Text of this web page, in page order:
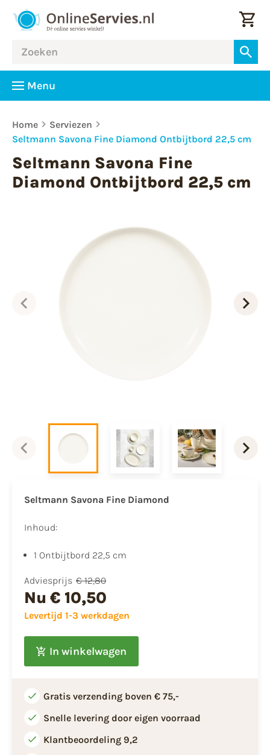
Menu
Home
Serviezen
Seltmann Savona Fine Diamond Ontbijtbord 22,5 cm
Seltmann Savona Fine
Diamond Ontbijtbord 22,5 cm
Seltmann Savona Fine Diamond
Inhoud:
​1 Ontbijtbord 22,5 cm
Adviesprijs € 12,80
Nu € 10,50
Levertijd 1-3 werkdagen
In winkelwagen
Gratis verzending boven € 75,-
Snelle levering door eigen voorraad
Klantbeoordeling 9,2